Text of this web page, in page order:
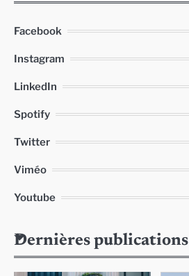
Facebook
Instagram
LinkedIn
Spotify
Twitter
Viméo
Youtube
Dernières publications